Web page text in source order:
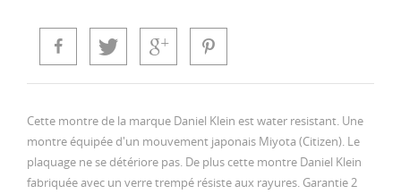
Cette montre de la marque Daniel Klein est water resistant. Une
montre équipée d'un mouvement japonais Miyota (Citizen). Le
plaquage ne se détériore pas. De plus cette montre Daniel Klein
fabriquée avec un verre trempé résiste aux rayures. Garantie 2